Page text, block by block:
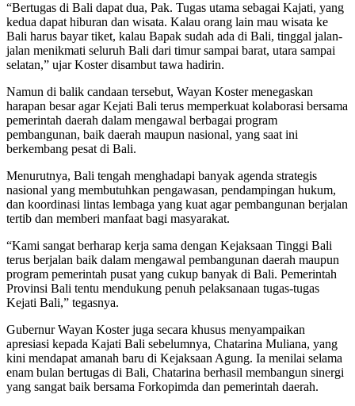
“Bertugas di Bali dapat dua, Pak. Tugas utama sebagai Kajati, yang
kedua dapat hiburan dan wisata. Kalau orang lain mau wisata ke
Bali harus bayar tiket, kalau Bapak sudah ada di Bali, tinggal jalan-
jalan menikmati seluruh Bali dari timur sampai barat, utara sampai
selatan,” ujar Koster disambut tawa hadirin.
Namun di balik candaan tersebut, Wayan Koster menegaskan
harapan besar agar Kejati Bali terus memperkuat kolaborasi bersama
pemerintah daerah dalam mengawal berbagai program
pembangunan, baik daerah maupun nasional, yang saat ini
berkembang pesat di Bali.
Menurutnya, Bali tengah menghadapi banyak agenda strategis
nasional yang membutuhkan pengawasan, pendampingan hukum,
dan koordinasi lintas lembaga yang kuat agar pembangunan berjalan
tertib dan memberi manfaat bagi masyarakat.
“Kami sangat berharap kerja sama dengan Kejaksaan Tinggi Bali
terus berjalan baik dalam mengawal pembangunan daerah maupun
program pemerintah pusat yang cukup banyak di Bali. Pemerintah
Provinsi Bali tentu mendukung penuh pelaksanaan tugas-tugas
Kejati Bali,” tegasnya.
Gubernur Wayan Koster juga secara khusus menyampaikan
apresiasi kepada Kajati Bali sebelumnya, Chatarina Muliana, yang
kini mendapat amanah baru di Kejaksaan Agung. Ia menilai selama
enam bulan bertugas di Bali, Chatarina berhasil membangun sinergi
yang sangat baik bersama Forkopimda dan pemerintah daerah.